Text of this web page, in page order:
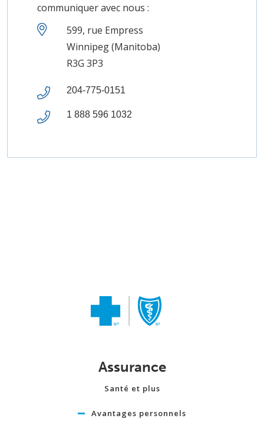
communiquer avec nous :
599, rue Empress
Winnipeg (Manitoba)
R3G 3P3
204-775-0151
1 888 596 1032
Assurance
Santé et plus
Avantages personnels